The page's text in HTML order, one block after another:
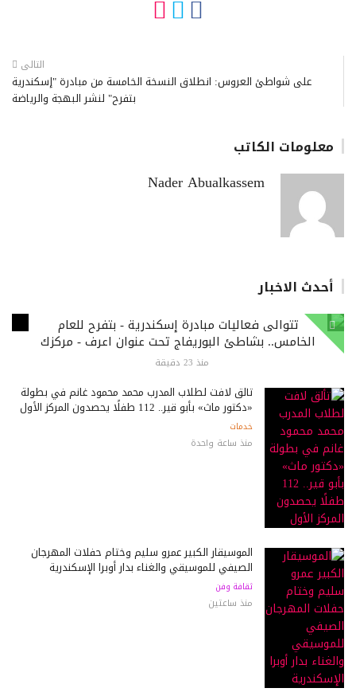
التالى
على شواطئ العروس: انطلاق النسخة الخامسة من مبادرة "إسكندرية
بتفرح" لنشر البهجة والرياضة
معلومات الكاتب
Nader Abualkassem
أحدث الاخبار
تتوالى فعاليات مبادرة إسكندرية - بتفرح للعام
الخامس.. بشاطئ البوريفاج تحت عنوان اعرف - مركزك
منذ 23 دقيقة
تألق لافت لطلاب المدرب محمد محمود غانم في بطولة
«دكتور ماث» بأبو قير.. 112 طفلًا يحصدون المركز الأول
خدمات
منذ ساعة واحدة
الموسيقار الكبير عمرو سليم وختام حفلات المهرجان
الصيفي للموسيقي والغناء بدار أوبرا الإسكندرية
ثقافة وفن
منذ ساعتين